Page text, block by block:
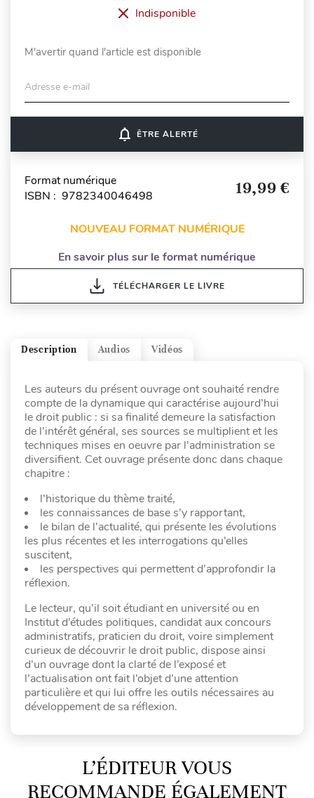
Indisponible
M'avertir quand l'article est disponible
Adresse e-mail
notifications_none ÊTRE ALERTÉ
Format numérique
ISBN : 9782340046498
19,99 €
NOUVEAU FORMAT NUMÉRIQUE
En savoir plus sur le format numérique
TÉLÉCHARGER LE LIVRE
Vidéos
Audios
Description
Les auteurs du présent ouvrage ont souhaité rendre
compte de la dynamique qui caractérise aujourd’hui
le droit public : si sa finalité demeure la satisfaction
de l’intérêt général, ses sources se multiplient et les
techniques mises en oeuvre par l’administration se
diversifient. Cet ouvrage présente donc dans chaque
chapitre :
l’historique du thème traité,
les connaissances de base s’y rapportant,
le bilan de l’actualité, qui présente les évolutions
les plus récentes et les interrogations qu’elles
suscitent,
les perspectives qui permettent d’approfondir la
réflexion.
Le lecteur, qu’il soit étudiant en université ou en
Institut d’études politiques, candidat aux concours
administratifs, praticien du droit, voire simplement
curieux de découvrir le droit public, dispose ainsi
d’un ouvrage dont la clarté de l’exposé et
l’actualisation ont fait l’objet d’une attention
particulière et qui lui offre les outils nécessaires au
développement de sa réflexion.
L’ÉDITEUR VOUS
RECOMMANDE ÉGALEMENT